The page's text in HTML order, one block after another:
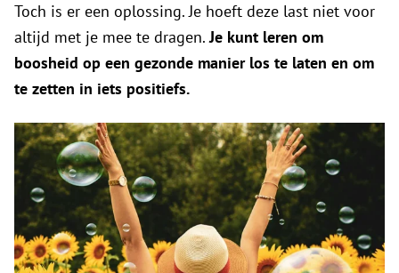
Toch is er een oplossing. Je hoeft deze last niet voor
altijd met je mee te dragen.Je kunt leren om
boosheid op een gezonde manier los te laten en om
te zetten in iets positiefs.